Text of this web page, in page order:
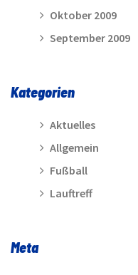
Oktober 2009
September 2009
Kategorien
Aktuelles
Allgemein
Fußball
Lauftreff
Meta